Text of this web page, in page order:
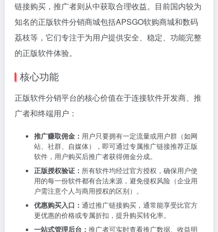
链接购买，推广者则从中获取合理收益。目前国内较为
知名的正版软件分销商城包括APSGO软购商城和数码
荔枝等，它们专注于为用户提供安全、稳定、功能完整
的正版软件体验。
核心功能
正版软件分销平台的核心价值在于连接软件开发商、推
广者和终端用户：
推广赚取佣金： 用户只要拥有一定流量或用户群（如网
站、社群、自媒体），即可通过专属推广链接推荐正版
软件，用户购买后推广者获得佣金分成。
正版授权验证： 所有软件均经过官方授权，确保用户使
用的每一份软件都有合法来源，避免侵权风险（企业用
户需注意个人与商用授权的区别）。
优惠购买入口： 通过推广链接购买，通常能享受比官方
更优惠的价格或专属折扣，提升购买转化率。
一站式管理后台： 推广者可实时查看推广数据、收益明